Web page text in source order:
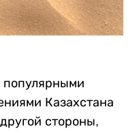
популярными
Казахстана
стороны,